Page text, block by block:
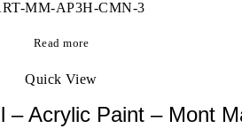
Read more
Quick View
– Acrylic Paint – Mont